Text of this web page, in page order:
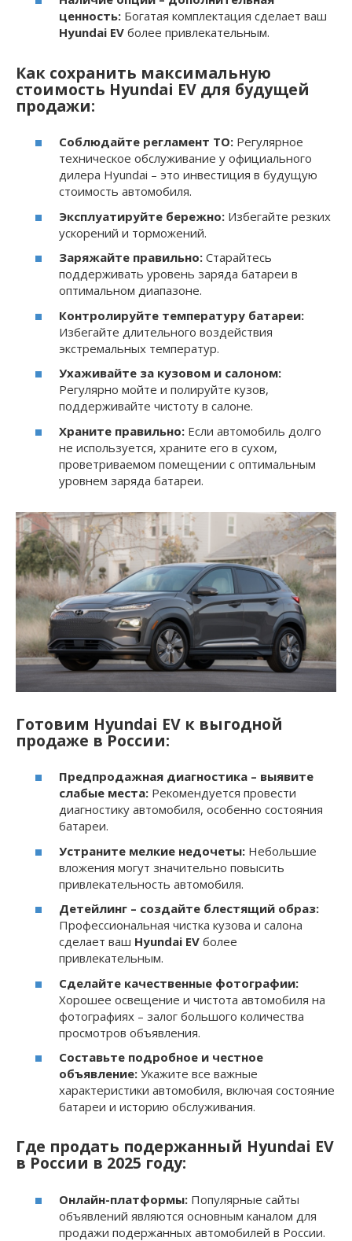
ценность: Богатая комплектация сделает ваш
Hyundai EV более привлекательным.
Как сохранить максимальную
стоимость Hyundai EV для будущей
продажи:
Соблюдайте регламент ТО: Регулярное
техническое обслуживание у официального
дилера Hyundai – это инвестиция в будущую
стоимость автомобиля.
Эксплуатируйте бережно: Избегайте резких
ускорений и торможений.
Заряжайте правильно: Старайтесь
поддерживать уровень заряда батареи в
оптимальном диапазоне.
Контролируйте температуру батареи:
Избегайте длительного воздействия
экстремальных температур.
Ухаживайте за кузовом и салоном:
Регулярно мойте и полируйте кузов,
поддерживайте чистоту в салоне.
Храните правильно: Если автомобиль долго
не используется, храните его в сухом,
проветриваемом помещении с оптимальным
уровнем заряда батареи.
Готовим Hyundai EV к выгодной
продаже в России:
Предпродажная диагностика – выявите
слабые места: Рекомендуется провести
диагностику автомобиля, особенно состояния
батареи.
Устраните мелкие недочеты: Небольшие
вложения могут значительно повысить
привлекательность автомобиля.
Детейлинг – создайте блестящий образ:
Профессиональная чистка кузова и салона
сделает ваш Hyundai EV более
привлекательным.
Сделайте качественные фотографии:
Хорошее освещение и чистота автомобиля на
фотографиях – залог большого количества
просмотров объявления.
Составьте подробное и честное
объявление: Укажите все важные
характеристики автомобиля, включая состояние
батареи и историю обслуживания.
Где продать подержанный Hyundai EV
в России в 2025 году:
Онлайн-платформы: Популярные сайты
объявлений являются основным каналом для
продажи подержанных автомобилей в России.